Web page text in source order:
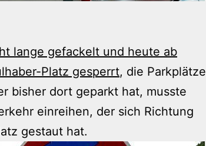
lange gefackelt und heute ab
Platz gesperrt, die Parkplätze
bisher dort geparkt hat, musste
einreihen, der sich Richtung
gestaut hat.